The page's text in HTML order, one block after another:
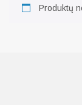
Produktų